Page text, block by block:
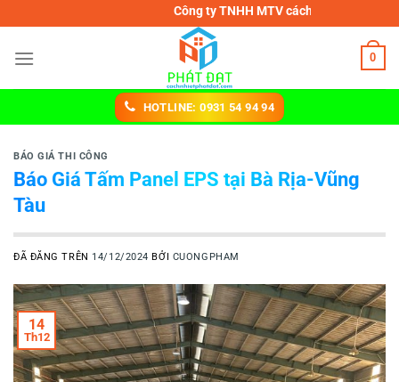
đến
nội
Công ty TNHH MTV cách nhiệt Phát Đạt
0
HOTLINE: 0931 54 94 94
BÁO GIÁ THI CÔNG
Báo Giá Tấm Panel EPS tại Bà Rịa-Vũng
Tàu
ĐÃ ĐĂNG TRÊN 14/12/2024 BỞI CUONGPHAM
14
Th12